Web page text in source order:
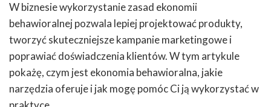
W biznesie wykorzystanie zasad ekonomii
behawioralnej pozwala lepiej projektować produkty,
tworzyć skuteczniejsze kampanie marketingowe i
poprawiać doświadczenia klientów. W tym artykule
pokażę, czym jest ekonomia behawioralna, jakie
narzędzia oferuje i jak mogę pomóc Ci ją wykorzystać w